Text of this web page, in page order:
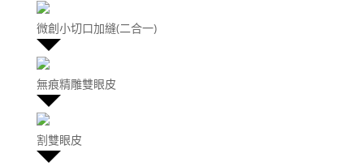
微創小切口加縫(二合一)
無痕精雕雙眼皮
割雙眼皮